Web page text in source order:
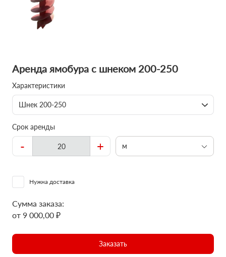
Аренда ямобура с шнеком 200-250
Характеристики
Шнек 200-250
Срок аренды
- + м
Нужна доставка
Сумма заказа:
от 9 000,00 ₽
Заказать